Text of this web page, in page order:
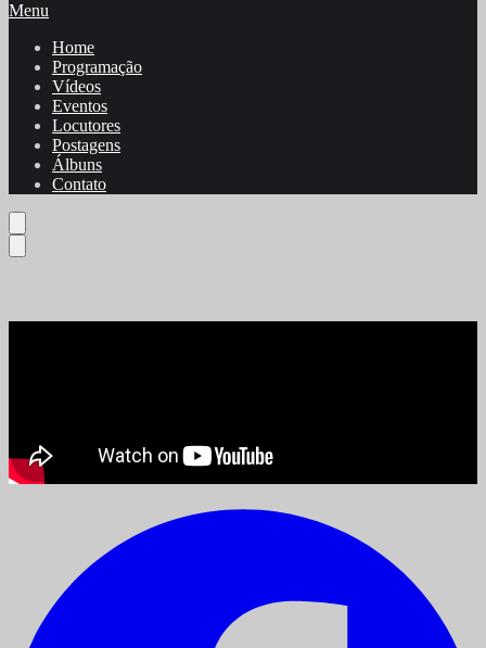
Menu
Home
Programação
Vídeos
Eventos
Locutores
Postagens
Álbuns
Contato